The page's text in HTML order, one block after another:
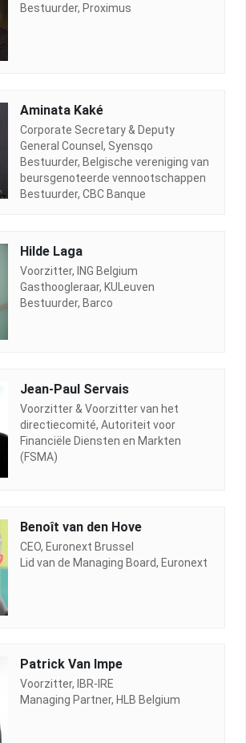
Bestuurder, Proximus
Aminata Kaké
Corporate Secretary & Deputy
General Counsel, Syensqo
Bestuurder, Belgische vereniging van
beursgenoteerde vennootschappen
Bestuurder, CBC Banque
Hilde Laga
Voorzitter, ING Belgium
Gasthoogleraar, KULeuven
Bestuurder, Barco
Jean-Paul Servais
Voorzitter & Voorzitter van het
directiecomité, Autoriteit voor
Financiële Diensten en Markten
(FSMA)
Benoît van den Hove
CEO, Euronext Brussel
Lid van de Managing Board, Euronext
Patrick Van Impe
Voorzitter, IBR-IRE
Managing Partner, HLB Belgium